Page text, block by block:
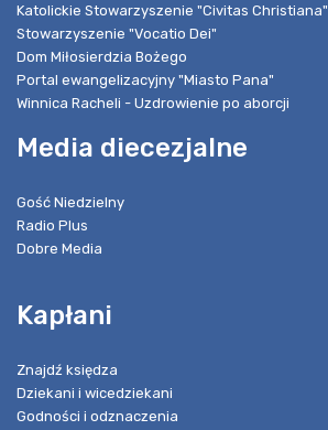
Katolickie Stowarzyszenie "Civitas Christiana"
Stowarzyszenie "Vocatio Dei"
Dom Miłosierdzia Bożego
Portal ewangelizacyjny "Miasto Pana"
Winnica Racheli - Uzdrowienie po aborcji
Media diecezjalne
Gość Niedzielny
Radio Plus
Dobre Media
Kapłani
Znajdź księdza
Dziekani i wicedziekani
Godności i odznaczenia